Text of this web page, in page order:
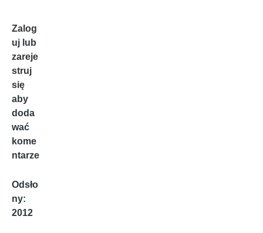
Zalog
uj lub
zareje
struj
się
aby
doda
wać
kome
ntarze
Odsło
ny:
2012